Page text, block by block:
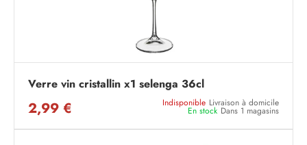
Verre vin cristallin x1 selenga 36cl
2,99 € Indisponible Livraison à domicile
En stock Dans 1 magasins